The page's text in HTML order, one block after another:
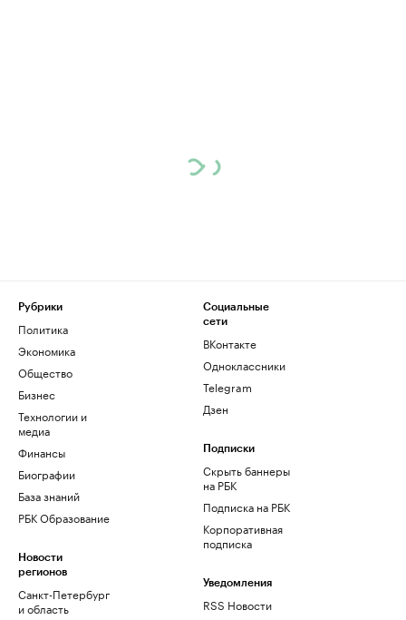
Рубрики
Политика
Экономика
Общество
Бизнес
Технологии и
медиа
Финансы
Биографии
База знаний
РБК Образование
Новости
регионов
Санкт-Петербург
и область
Социальные
сети
ВКонтакте
Одноклассники
Telegram
Дзен
Подписки
Скрыть баннеры
на РБК
Подписка на РБК
Корпоративная
подписка
Уведомления
RSS Новости